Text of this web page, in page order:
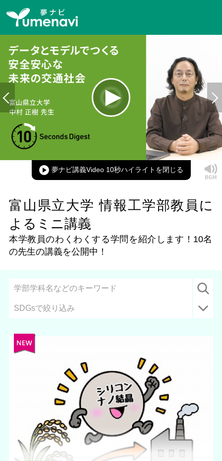
Time
Picture-
in-
Picture
夢ナビ講義Video 10秒ハイライト
富山県立大学 情報工学部教員に
よるミニ講義
本学教員のわくわくする学問を紹介します！ 10名
の先生の講義を公開中！
SDGsで絞り込み